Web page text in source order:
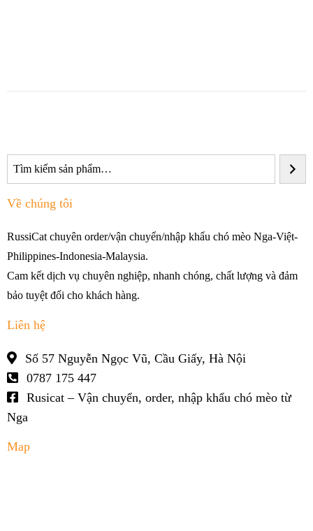
Về chúng tôi
RussiCat chuyên order/vận chuyển/nhập khẩu chó mèo Nga-Việt-
Philippines-Indonesia-Malaysia.
Cam kết dịch vụ chuyên nghiệp, nhanh chóng, chất lượng và đảm
bảo tuyệt đối cho khách hàng.
Liên hệ
Số 57 Nguyễn Ngọc Vũ, Cầu Giấy, Hà Nội
0787 175 447
Rusicat – Vận chuyển, order, nhập khẩu chó mèo từ
Nga
Map